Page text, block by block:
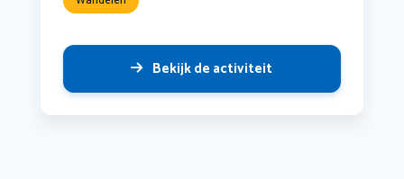
Bekijk de activiteit